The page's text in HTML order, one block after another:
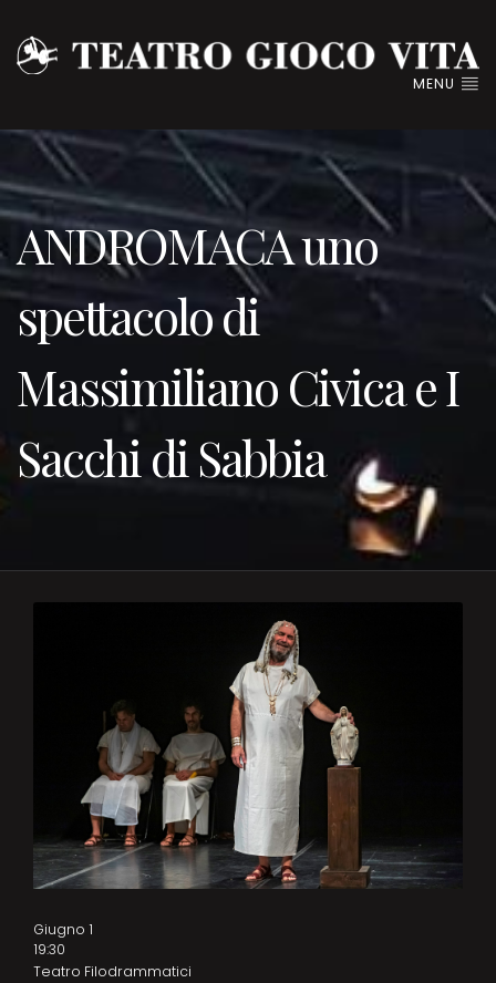
MENU
ANDROMACA uno
spettacolo di
Massimiliano Civica e I
Sacchi di Sabbia
Giugno 1
19:30
Teatro Filodrammatici